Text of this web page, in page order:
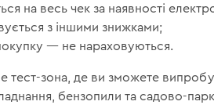
на весь чек за наявності
з іншими знижками;
— не нараховуються.
тест-зона, де ви зможете
бензопили та садово-